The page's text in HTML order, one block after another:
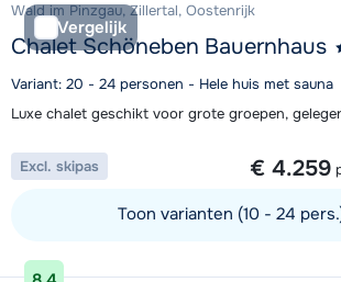
Vergelijk
Wald im Pinzgau, Zillertal, Oostenrijk
Chalet Schöneben Bauernhaus
Variant: 20 - 24 personen - Hele huis met sauna
Luxe chalet geschikt voor grote groepen,
€ 4.259
Excl. skipas
Toon varianten (10 - 24
Bekijk accommodatie